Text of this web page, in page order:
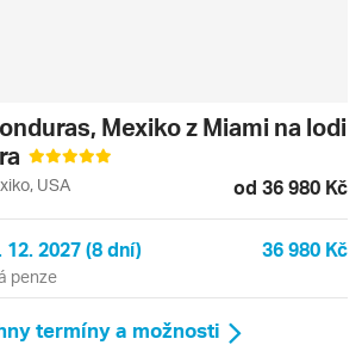
Mexiko z Miami na lodi
USA od 36 980 Kč
12. 2027 (8 dní) 36 980 Kč
penze
termíny a možnosti